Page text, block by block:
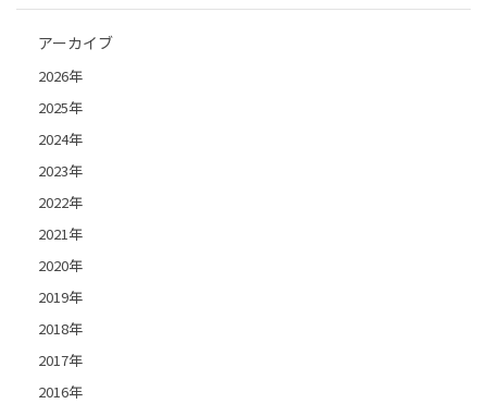
アーカイブ
2026年
2025年
2024年
2023年
2022年
2021年
2020年
2019年
2018年
2017年
2016年